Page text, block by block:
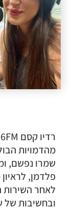
רדיו קסם 106FM
מהדמויות
שמרו נפשם,
פלדמן,
לאחר השירות
ובחשיבות של